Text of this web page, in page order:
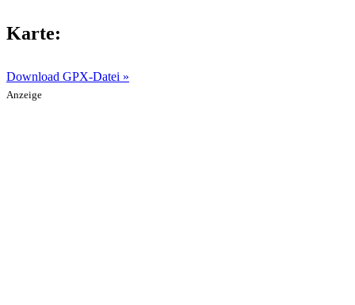
Karte:
Download GPX-Datei »
Anzeige